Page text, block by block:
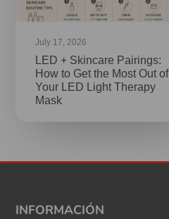
July 17, 2026
LED + Skincare Pairings:
How to Get the Most Out of
Your LED Light Therapy
Mask
INFORMACIÓN